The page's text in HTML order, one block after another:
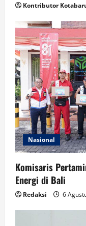
Kontributor
Nasional
Komisaris
Energi di Bali
Redaksi 6